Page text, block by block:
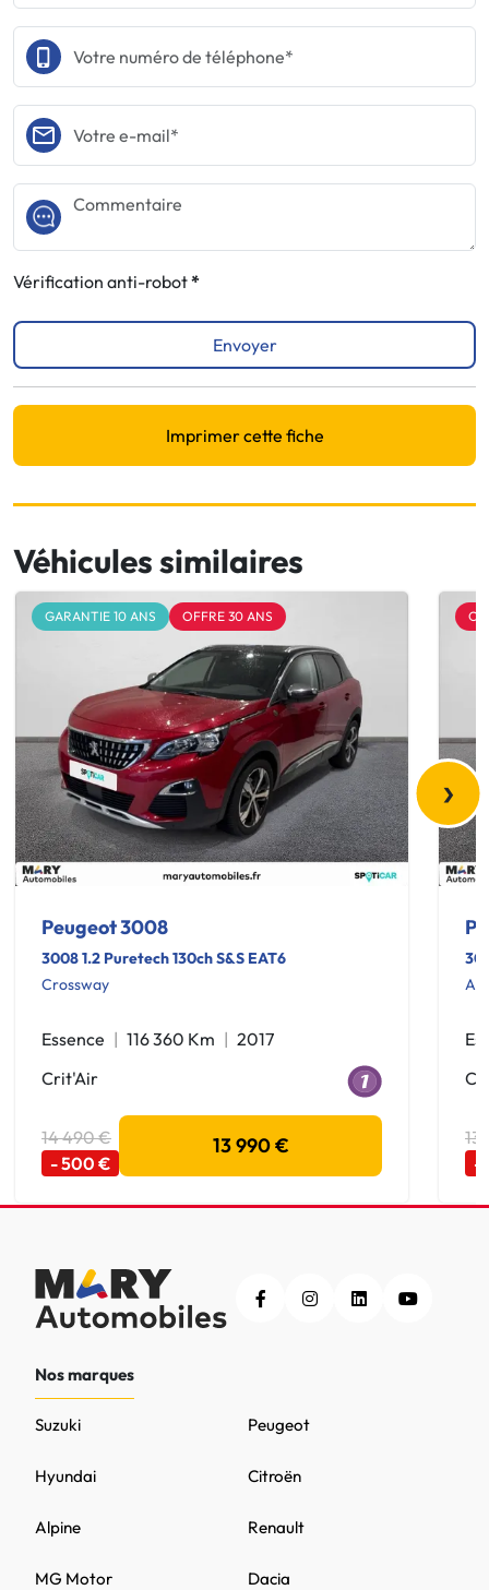
Vérification anti-robot
Envoyer
Imprimer cette fiche
Véhicules similaires
GARANTIE 10 ANS OFFRE 30 ANS
Peugeot 3008
3008 1.2 Puretech 130ch S&S EAT6
Crossway
Essence 116 360 Km
2017
Crit'Air
14 490 €
- 500 €
13 990 €
13
-
›
Nos marques
Peugeot
MG Motor
Citroën
Renault
Hyundai
Dacia
Alpine
Suzuki